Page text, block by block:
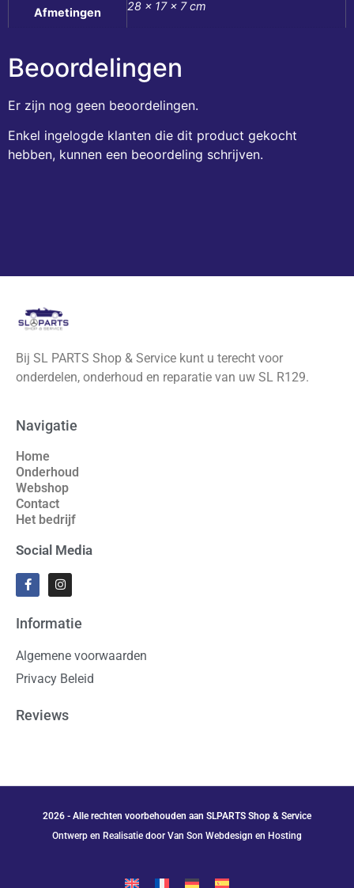
Afmetingen 28 × 17 × 7 cm
Beoordelingen
Er zijn nog geen beoordelingen.
Enkel ingelogde klanten die dit product gekocht
hebben, kunnen een beoordeling schrijven.
Bij SL PARTS Shop & Service kunt u terecht voor
onderdelen, onderhoud en reparatie van uw SL R129.
Navigatie
Home
Onderhoud
Webshop
Contact
Het bedrijf
Social Media
Informatie
Algemene voorwaarden
Privacy Beleid
Reviews
2026 - Alle rechten voorbehouden aan SLPARTS Shop & Service
Ontwerp en Realisatie door Van Son Webdesign en Hosting